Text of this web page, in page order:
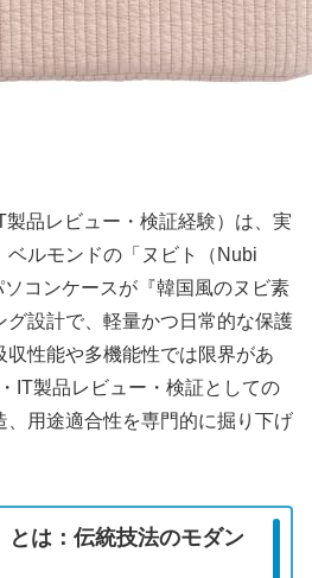
製品レビュー・検証経験）は、実
ベルモンドの「ヌビト（Nubi
コンケースが『韓国風のヌビ素
設計で、軽量かつ日常的な保護
収性能や多機能性では限界があ
IT製品レビュー・検証としての
用途適合性を専門的に掘り下げ
とは：伝統技法のモダン